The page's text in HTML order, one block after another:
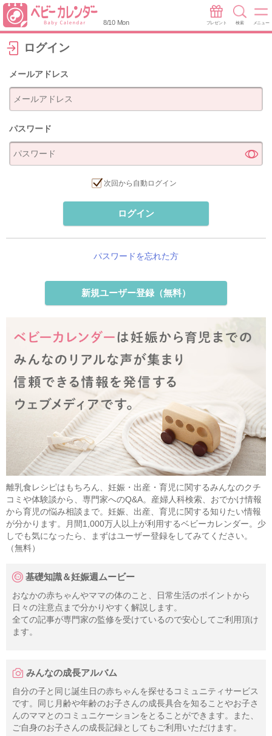
8/10 Mon プレゼント 検索 メニュー
ログイン
メールアドレス
パスワード
次回から自動ログイン
ログイン
パスワードを忘れた方
新規ユーザー登録（無料）
離乳食レシピはもちろん、妊娠・出産・育児に関するみんなのクチ
コミや体験談から、専門家へのQ&A。産婦人科検索、おでかけ情報
から育児の悩み相談まで。妊娠、出産、育児に関する知りたい情報
が分かります。月間1,000万人以上が利用するベビーカレンダー。少
しでも気になったら、まずはユーザー登録をしてみてください。
（無料）
基礎知識＆妊娠週ムービー
おなかの赤ちゃんやママの体のこと、日常生活のポイントから
日々の注意点まで分かりやすく解説します。
全ての記事が専門家の監修を受けているので安心してご利用頂け
ます。
みんなの成長アルバム
自分の子と同じ誕生日の赤ちゃんを探せるコミュニティサービス
です。同じ月齢や年齢のお子さんの成長具合を知ることやお子さ
んのママとのコミュニケーションをとることができます。また、
ご自身のお子さんの成長記録としてもご利用いただけます。